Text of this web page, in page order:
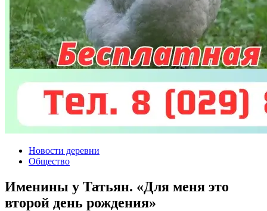
Новости деревни
Общество
Именины у Татьян. «Для меня это
второй день рождения»